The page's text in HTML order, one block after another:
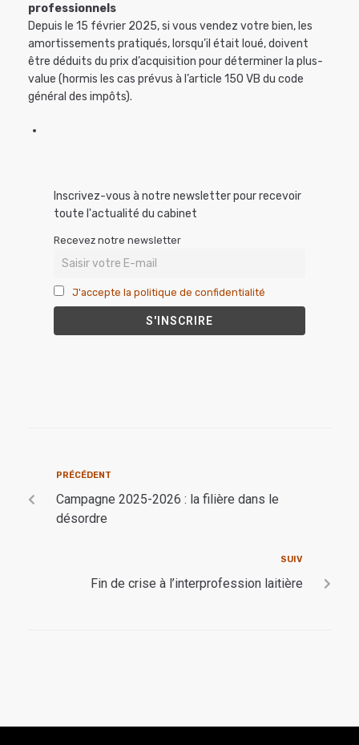
professionnels
Depuis le 15 février 2025, si vous vendez votre bien, les
amortissements pratiqués, lorsqu’il était loué, doivent
être déduits du prix d’acquisition pour déterminer la plus-
value (hormis les cas prévus à l’article 150 VB du code
général des impôts).
Inscrivez-vous à notre newsletter pour recevoir
toute l'actualité du cabinet
Recevez notre newsletter
J'accepte la politique de confidentialité
PRÉCÉDENT
Campagne 2025-2026 : la filière dans le
désordre
SUIV
Fin de crise à l’interprofession laitière